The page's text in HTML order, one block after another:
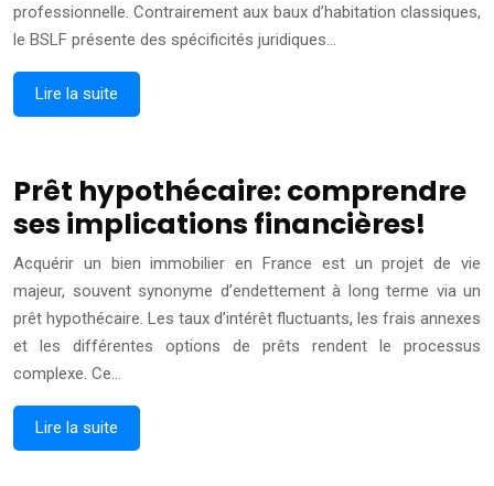
professionnelle. Contrairement aux baux d’habitation classiques,
le BSLF présente des spécificités juridiques…
Lire la suite
Prêt hypothécaire: comprendre
ses implications financières!
Acquérir un bien immobilier en France est un projet de vie
majeur, souvent synonyme d’endettement à long terme via un
prêt hypothécaire. Les taux d’intérêt fluctuants, les frais annexes
et les différentes options de prêts rendent le processus
complexe. Ce…
Lire la suite